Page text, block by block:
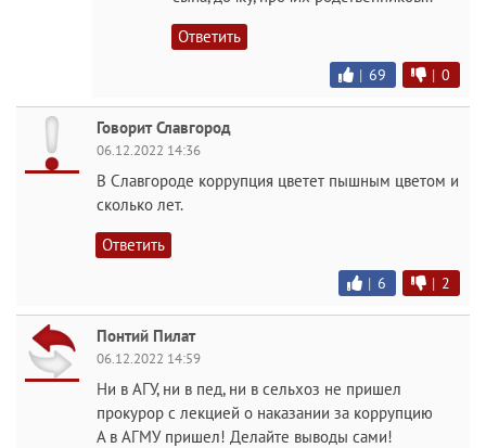
Ответить
| 69 | 0
Говорит Славгород
06.12.2022 14:36
В Славгороде коррупция цветет пышным цветом и
сколько лет.
Ответить
| 6 | 2
Понтий Пилат
06.12.2022 14:59
Ни в АГУ, ни в пед, ни в сельхоз не пришел
прокурор с лекцией о наказании за коррупцию
А в АГМУ пришел! Делайте выводы сами!